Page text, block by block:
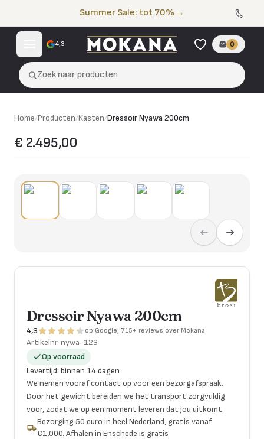
Summer Sale: tot 70% →
4,3 0
Zoek naar producten
Home/Producten/Kasten/Dressoir Nyawa 200cm
€ 2.495,00
Dressoir Nyawa 200cm
4,3 op Google, 715+ reviews over Mokana
Artikelnr. nywa-123
Op voorraad
Levertijd: binnen 14 dagen
We nemen vooraf contact op voor een bezorgafspraak.
Door het gewicht bereiden we het transport zorgvuldig
voor, zodat we op een moment leveren dat jou uitkomt.
Bezorging 50 euro in heel Nederland, gratis vanaf
€1.000. Afhalen in Enschede is gratis